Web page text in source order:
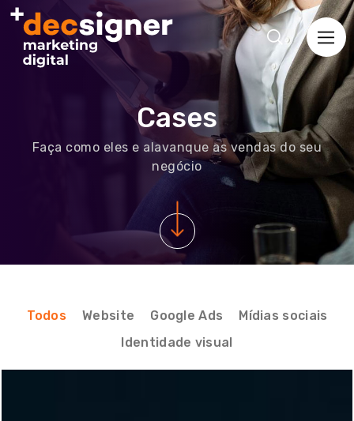
Cases
Faça como eles e alavanque as vendas do seu
negócio
Todos Website Google Ads
Mídias sociais
Identidade visual